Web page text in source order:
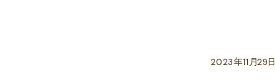
2023年11月29日